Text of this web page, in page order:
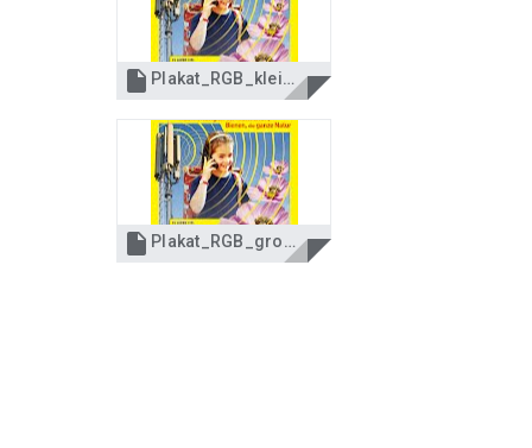
 Plakat_RGB_klein.jpg
 Plakat_RGB_groß.jpg